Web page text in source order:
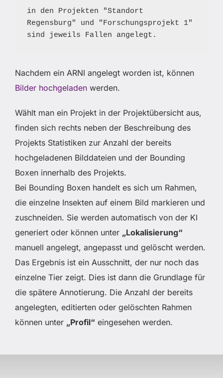
in den Projekten "Standort
Regensburg" und "Forschungsprojekt 1"
sind jeweils Fallen angelegt.
Nachdem ein ARNI angelegt worden ist, können
Bilder hochgeladen werden.
Wählt man ein Projekt in der Projektübersicht aus,
finden sich rechts neben der Beschreibung des
Projekts Statistiken zur Anzahl der bereits
hochgeladenen Bilddateien und der Bounding
Boxen innerhalb des Projekts.
Bei Bounding Boxen handelt es sich um Rahmen,
die einzelne Insekten auf einem Bild markieren und
zuschneiden. Sie werden automatisch von der KI
generiert oder können unter „Lokalisierung“
manuell angelegt, angepasst und gelöscht werden.
Das Ergebnis ist ein Ausschnitt, der nur noch das
einzelne Tier zeigt. Dies ist dann die Grundlage für
die spätere Annotierung. Die Anzahl der bereits
angelegten, editierten oder gelöschten Rahmen
können unter „Profil“ eingesehen werden.